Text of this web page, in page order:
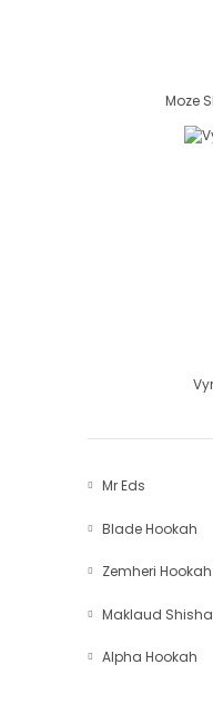
Moze
Mr Eds
Blade Hookah
Zemheri Hookah
Maklaud Shisha
Alpha Hookah